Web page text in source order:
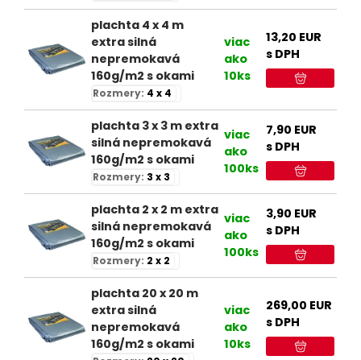
plachta 4 x 4 m
extra silná
nepremokavá
160g/m2 s okami
Rozmery: 4 x 4
viac
ako
10ks
13,20 EUR
s DPH
plachta 3 x 3 m extra
silná nepremokavá
160g/m2 s okami
Rozmery: 3 x 3
viac
ako
100ks
7,90 EUR
s DPH
plachta 2 x 2 m extra
silná nepremokavá
160g/m2 s okami
Rozmery: 2 x 2
viac
ako
100ks
3,90 EUR
s DPH
plachta 20 x 20 m
extra silná
nepremokavá
160g/m2 s okami
viac
ako
10ks
269,00 EUR
s DPH